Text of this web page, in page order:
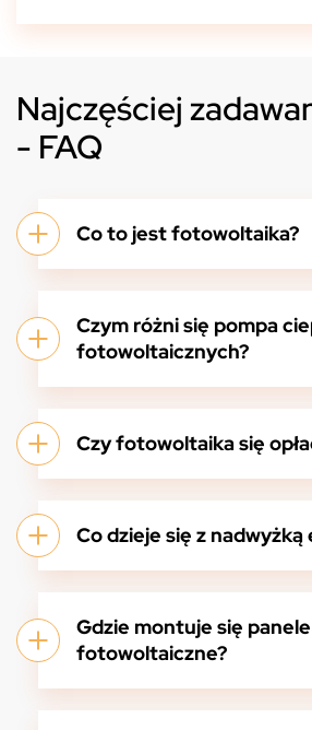
Najczęściej
- FAQ
Co to jest fotowoltaika?
Czym różni się pompa
fotowoltaicznych?
Czy fotowoltaika się
Co dzieje się z nadwyżką
Gdzie montuje się panele
fotowoltaiczne?